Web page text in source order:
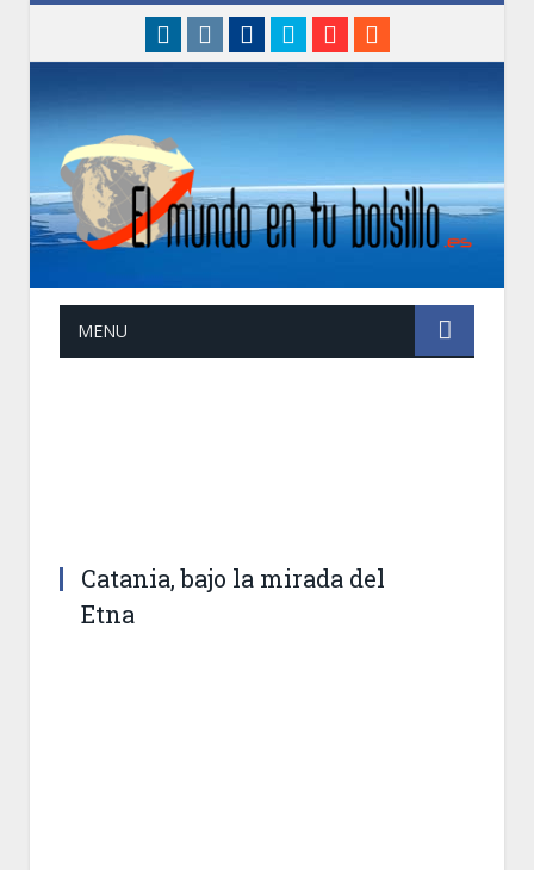
linkedininstagram
Facebook
TwitterGoogle+
MENU
Catania, bajo la mirada del
Etna